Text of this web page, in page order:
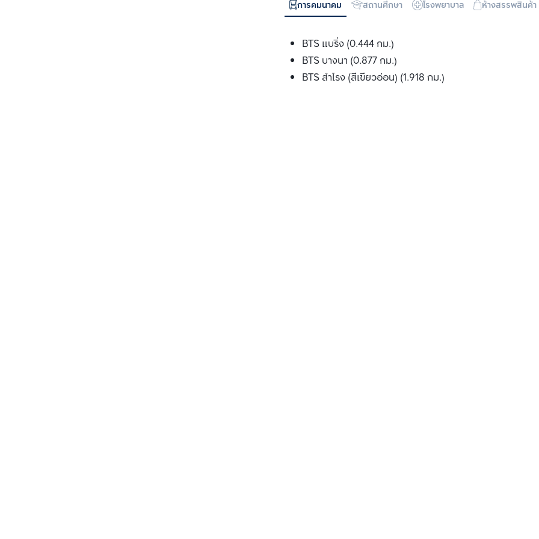
การคมนาคม สถานศึกษา โรงพยาบาล ห้างสรรพสินค้า
BTS แบริ่ง (0.444 กม.)
BTS บางนา (0.877 กม.)
BTS สำโรง (สีเขียวอ่อน) (1.918 กม.)